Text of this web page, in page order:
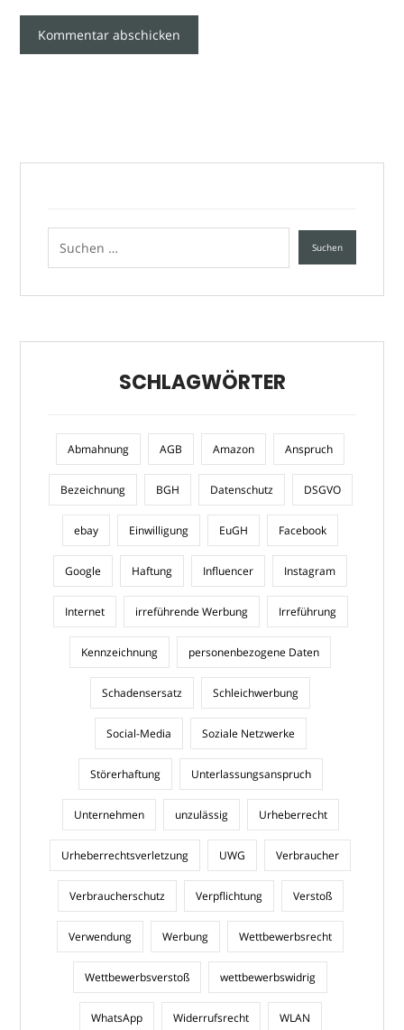
SCHLAGWÖRTER
Abmahnung AGB Amazon Anspruch
Bezeichnung BGH Datenschutz DSGVO
ebay Einwilligung EuGH Facebook
Google Haftung Influencer Instagram
Internet irreführende Werbung Irreführung
Kennzeichnung personenbezogene Daten
Schadensersatz Schleichwerbung
Social-Media Soziale Netzwerke
Störerhaftung Unterlassungsanspruch
Unternehmen unzulässig Urheberrecht
Urheberrechtsverletzung UWG Verbraucher
Verbraucherschutz Verpflichtung Verstoß
Verwendung Werbung Wettbewerbsrecht
Wettbewerbsverstoß wettbewerbswidrig
WhatsApp Widerrufsrecht WLAN